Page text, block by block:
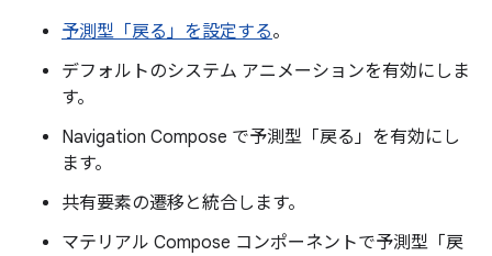
予測型「戻る」を設定する。
デフォルトのシステム アニメーションを有効にしま
す。
Navigation Compose で予測型「戻る」を有効にし
ます。
共有要素の遷移と統合します。
マテリアル Compose コンポーネントで予測型「戻